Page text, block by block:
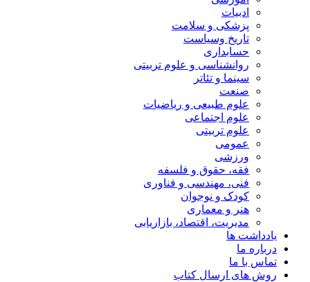
ادبیات
پزشکی و سلامت
تاریخ وسیاست
حسابداری
روانشناسی و علوم تربیتی
سینما و تئاتر
صنعت
علوم طبیعی و ریاضیات
علوم اجتماعی
علوم تربیتی
عمومی
ورزشی
فقه، حقوق و فلسفه
فنی، مهندسی و فناوری
کودک و نوجوان
هنر و معماری
مدیریت، اقتصاد، بازاریابی
یادداشت ها
درباره ما
تماس با ما
روش های ارسال کتاب